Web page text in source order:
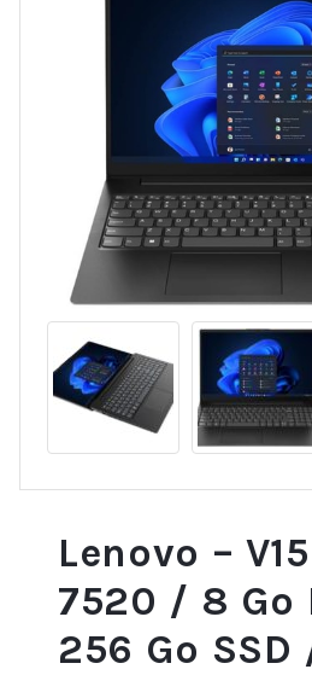
Lenovo –
7520 / 8 Go
256 Go SSD